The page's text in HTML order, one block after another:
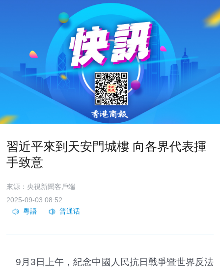
習近平來到天安門城樓 向各界代表揮
手致意
來源：央視新聞客戶端
2025-09-03 08:52
9月3日上午，紀念中國人民抗日戰爭暨世界反法